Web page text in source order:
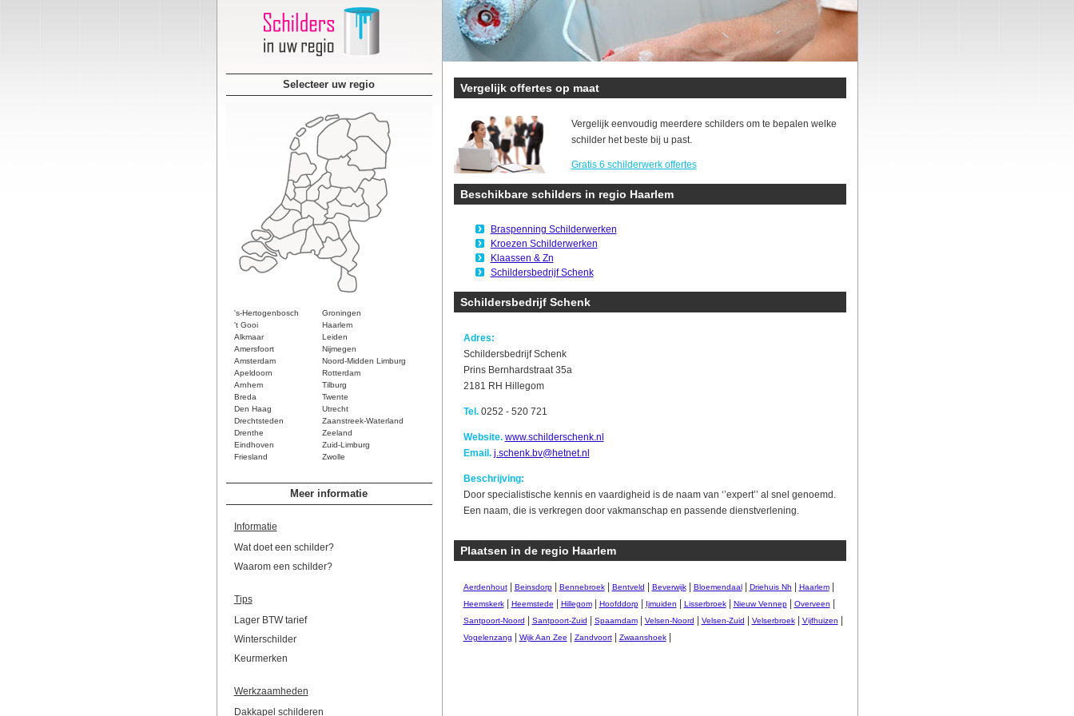
Selecteer uw regio
's-Hertogenbosch
Groningen
't Gooi
Haarlem
Alkmaar
Leiden
Amersfoort
Nijmegen
Amsterdam
Noord-Midden Limburg
Apeldoorn
Rotterdam
Arnhem
Tilburg
Breda
Twente
Den Haag
Utrecht
Drechtsteden
Zaanstreek-Waterland
Drenthe
Zeeland
Eindhoven
Zuid-Limburg
Friesland
Zwolle
Meer informatie
Informatie
Wat doet een schilder?
Waarom een schilder?
Tips
Lager BTW tarief
Winterschilder
Keurmerken
Werkzaamheden
Dakkapel schilderen
Vergelijk offertes op maat
Vergelijk eenvoudig meerdere schilders om te bepalen welke
schilder het beste bij u past.
Gratis 6 schilderwerk offertes
Beschikbare schilders in regio Haarlem
Braspenning Schilderwerken
Kroezen Schilderwerken
Klaassen & Zn
Schildersbedrijf Schenk
Schildersbedrijf Schenk
Adres:
Schildersbedrijf Schenk
Prins Bernhardstraat 35a
2181 RH Hillegom
Tel.0252 - 520 721
Website. www.schilderschenk.nl
Email. j.schenk.bv@hetnet.nl
Beschrijving:
Door specialistische kennis en vaardigheid is de naam van ‘’expert’’ al snel genoemd.
Een naam, die is verkregen door vakmanschap en passende dienstverlening.
Plaatsen in de regio Haarlem
Aerdenhout| Beinsdorp| Bennebroek| Bentveld Beverwijk| Bloemendaal| Driehuis Nh Haarlem|
Heemskerk| Heemstede Hillegom| Hoofddorp| Ijmuiden Lisserbroek| Nieuw Vennep| Overveen
Santpoort-Noord Santpoort-Zuid Spaarndam| Velsen-Noord Velsen-Zuid Velserbroek| Vijfhuizen
Vogelenzang Wijk Aan Zee Zandvoort| Zwaanshoek|